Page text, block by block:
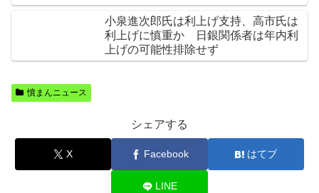
小泉進次郎氏は利上げ支持、高市氏は
利上げに慎重か 日銀関係者は年内利
上げの可能性排除せず
憤まんニュース
シェアする
X Facebook はてブ
LINE